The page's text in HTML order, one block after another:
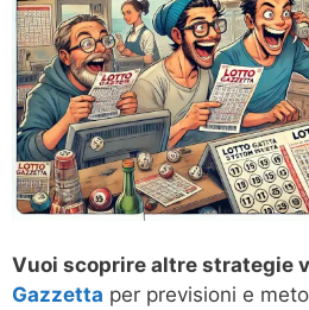
Vuoi scoprire altre strategie
Gazzetta per previsioni e